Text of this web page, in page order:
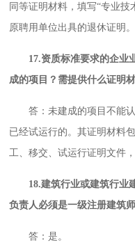
同等证明材料，填写“专业
原聘用单位出具的退休证明。
17.资质标准要求的企业
成的项目？需提供什么证明
答：未建成的项目不能认
已经试运行的。其证明材料
工、移交、试运行证明文件
18.建筑行业或建筑行业
负责人必须是一级注册建筑
答：是。